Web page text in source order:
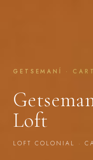
GETSEMANÍ ·
Loft
LOFT COLONIAL ·